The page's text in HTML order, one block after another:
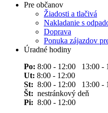
Pre občanov
Žiadosti a tlačivá
Nakladanie s
Doprava
Ponuka zájazdov
Úradné hodiny
Po: 8:00 - 12:00 13:00 -
Ut: 8:00 - 12:00
St: 8:00 - 12:00 13:00 -
Št: nestránkový deň
Pi: 8:00 - 12:00